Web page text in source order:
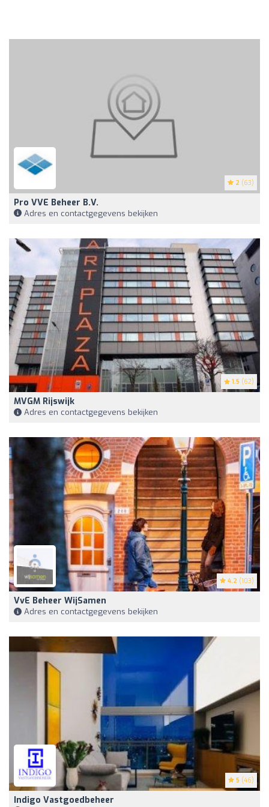
2 (63)
Pro VVE Beheer B.V.
Adres en contactgegevens bekijken
1.5 (62)
MVGM Rijswijk
Adres en contactgegevens bekijken
4.2 (103)
VvE Beheer WijSamen
Adres en contactgegevens bekijken
5 (46)
Indigo Vastgoedbeheer